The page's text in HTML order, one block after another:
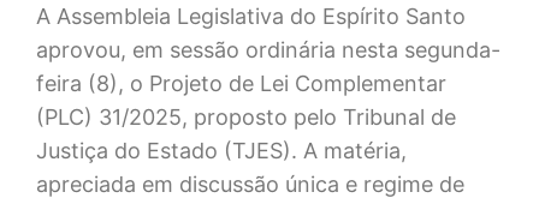
A Assembleia Legislativa do Espírito Santo
aprovou, em sessão ordinária nesta segunda-
feira (8), o Projeto de Lei Complementar
(PLC) 31/2025, proposto pelo Tribunal de
Justiça do Estado (TJES). A matéria,
apreciada em discussão única e regime de